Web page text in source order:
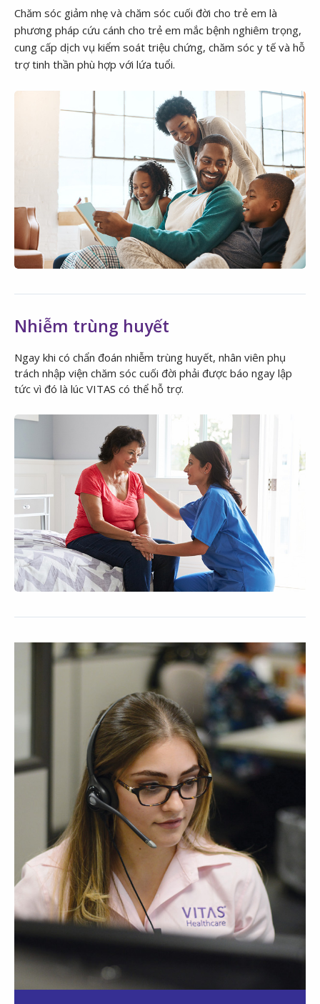
Chăm sóc giảm nhẹ và chăm sóc cuối đời cho trẻ em là
phương pháp cứu cánh cho trẻ em mắc bệnh nghiêm trọng,
cung cấp dịch vụ kiểm soát triệu chứng, chăm sóc y tế và hỗ
trợ tinh thần phù hợp với lứa tuổi.
Nhiễm trùng huyết
Ngay khi có chẩn đoán nhiễm trùng huyết, nhân viên phụ
trách nhập viện chăm sóc cuối đời phải được báo ngay lập
tức vì đó là lúc VITAS có thể hỗ trợ.